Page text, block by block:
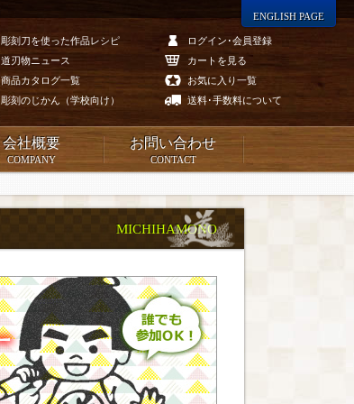
彫刻刀を使った作品レシピ
道刃物ニュース
商品カタログ一覧
彫刻のじかん（学校向け）
ログイン･会員登録
カートを見る
お気に入り一覧
送料･手数料について
ENGLISH PAGE
会社概要
COMPANY
お問い合わせ
CONTACT
MICHIHAMONO